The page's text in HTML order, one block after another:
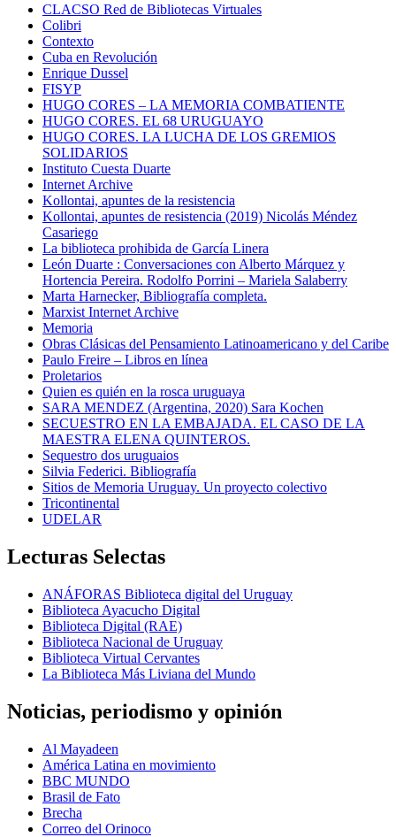
CLACSO Red de Bibliotecas Virtuales
Colibri
Contexto
Cuba en Revolución
Enrique Dussel
FISYP
HUGO CORES – LA MEMORIA COMBATIENTE
HUGO CORES. EL 68 URUGUAYO
HUGO CORES. LA LUCHA DE LOS GREMIOS
SOLIDARIOS
Instituto Cuesta Duarte
Internet Archive
Kollontai, apuntes de la resistencia
Kollontai, apuntes de resistencia (2019) Nicolás Méndez
Casariego
La biblioteca prohibida de García Linera
León Duarte : Conversaciones con Alberto Márquez y
Hortencia Pereira. Rodolfo Porrini – Mariela Salaberry
Marta Harnecker, Bibliografía completa.
Marxist Internet Archive
Memoria
Obras Clásicas del Pensamiento Latinoamericano y del Caribe
Paulo Freire – Libros en línea
Proletarios
Quien es quién en la rosca uruguaya
SARA MENDEZ (Argentina, 2020) Sara Kochen
SECUESTRO EN LA EMBAJADA. EL CASO DE LA
MAESTRA ELENA QUINTEROS.
Sequestro dos uruguaios
Silvia Federici. Bibliografía
Sitios de Memoria Uruguay. Un proyecto colectivo
Tricontinental
UDELAR
Lecturas Selectas
ANÁFORAS Biblioteca digital del Uruguay
Biblioteca Ayacucho Digital
Biblioteca Digital (RAE)
Biblioteca Nacional de Uruguay
Biblioteca Virtual Cervantes
La Biblioteca Más Liviana del Mundo
Noticias, periodismo y opinión
Al Mayadeen
América Latina en movimiento
BBC MUNDO
Brasil de Fato
Brecha
Correo del Orinoco